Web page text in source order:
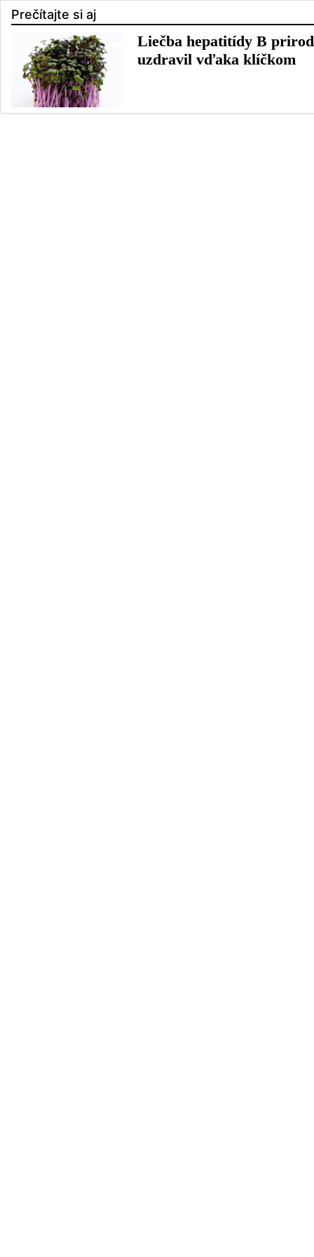
Prečítajte si aj
Liečba hepatitídy B
uzdravil vďaka klíčkom